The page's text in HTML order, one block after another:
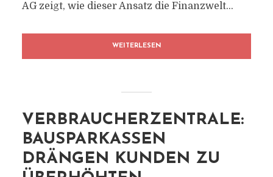
AG zeigt, wie dieser Ansatz die Finanzwelt...
WEITERLESEN
VERBRAUCHERZENTRALE:
BAUSPARKASSEN
DRÄNGEN KUNDEN ZU